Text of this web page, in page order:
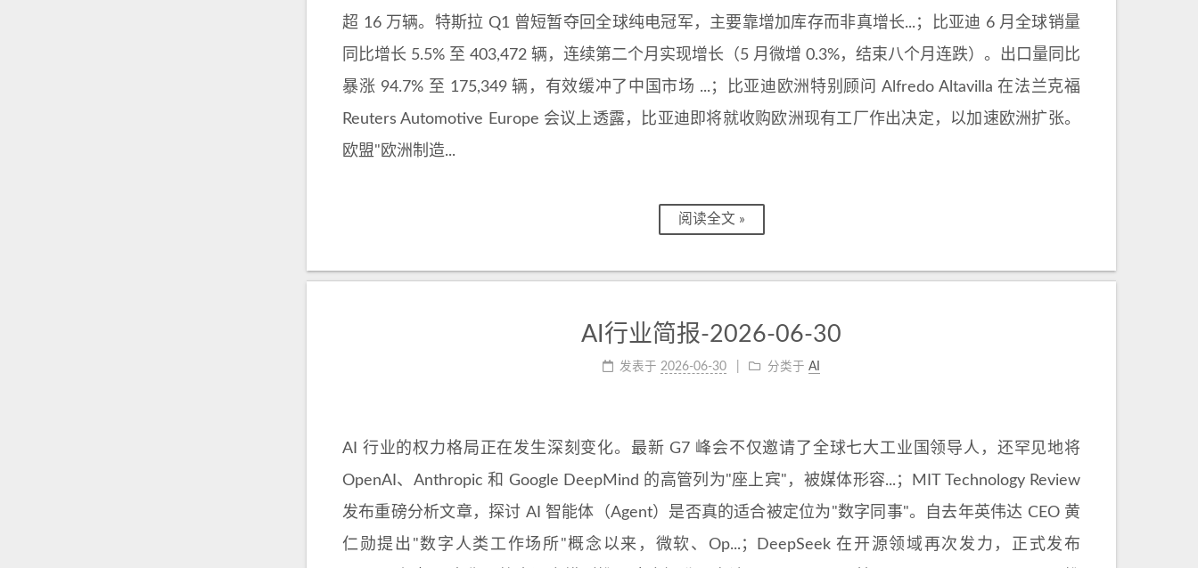
超 16 万辆。特斯拉 Q1 曾短暂夺回全球纯电冠军，主要靠增加库存而非真增长...；比亚迪 6 月全球销量
同比增长 5.5% 至 403,472 辆，连续第二个月实现增长（5 月微增 0.3%，结束八个月连跌）。出口量同比
暴涨 94.7% 至 175,349 辆，有效缓冲了中国市场 ...；比亚迪欧洲特别顾问 Alfredo Altavilla 在法兰克福
Reuters Automotive Europe 会议上透露，比亚迪即将就收购欧洲现有工厂作出决定，以加速欧洲扩张。
欧盟"欧洲制造...
阅读全文 »
AI行业简报-2026-06-30
发表于 2026-06-30 分类于 AI
AI 行业的权力格局正在发生深刻变化。最新 G7 峰会不仅邀请了全球七大工业国领导人，还罕见地将
OpenAI、Anthropic 和 Google DeepMind 的高管列为"座上宾"，被媒体形容...；MIT Technology Review
发布重磅分析文章，探讨 AI 智能体（Agent）是否真的适合被定位为"数字同事"。自去年英伟达 CEO 黄
仁勋提出"数字人类工作场所"概念以来，微软、Op...；DeepSeek 在开源领域再次发力，正式发布